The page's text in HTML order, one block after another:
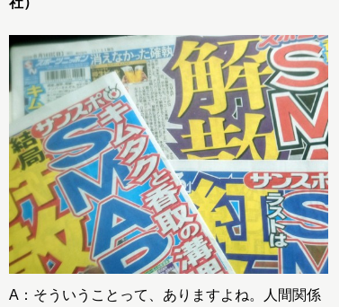
A：そういうことって、ありますよね。人間関係